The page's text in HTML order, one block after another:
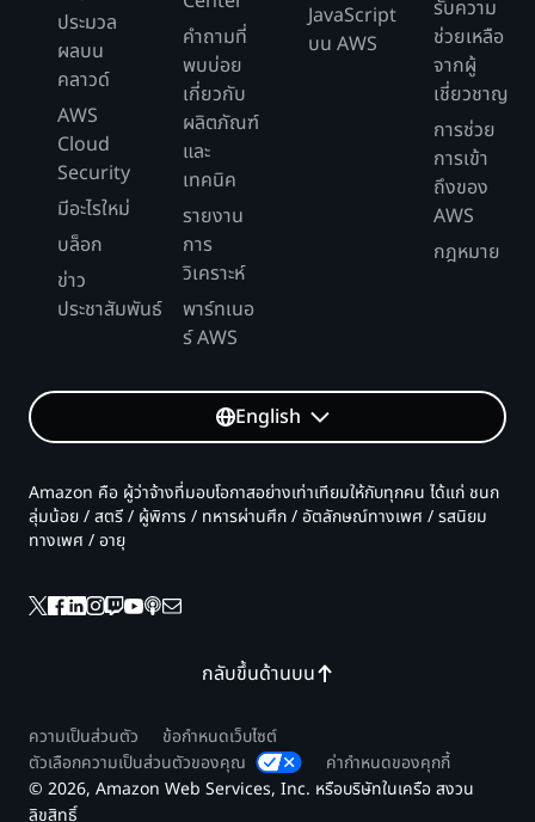
ประมวล
ผลบน
คลาวด์
AWS
Cloud
Security
มีอะไรใหม่
บล็อก
ข่าว
ประชาสัมพันธ์
คำถามที่
พบบ่อย
เกี่ยวกับ
ผลิตภัณฑ์
และ
เทคนิค
รายงาน
การ
วิเคราะห์
พาร์ทเนอ
ร์ AWS
JavaScript
บน AWS
รับความ
ช่วยเหลือ
จากผู้
เชี่ยวชาญ
การช่วย
การเข้า
ถึงของ
AWS
กฎหมาย
English
กลับขึ้นด้านบน
Amazon คือ ผู้ว่าจ้างที่มอบโอกาสอย่างเท่าเทียมให้กับทุกคน ได้แก่ ชนก
ลุ่มน้อย / สตรี / ผู้พิการ / ทหารผ่านศึก / อัตลักษณ์ทางเพศ / รสนิยม
ทางเพศ / อายุ
ความเป็นส่วนตัว
ข้อกำหนดเว็บไซต์
ตัวเลือกความเป็นส่วนตัวของคุณ
ค่ากำหนดของคุกกี้
© 2026, Amazon Web Services, Inc. หรือบริษัทในเครือ สงวน
ลิขสิทธิ์